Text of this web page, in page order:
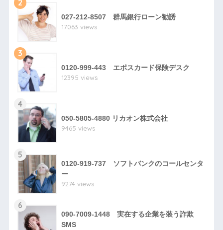
2
027-212-8507 群馬銀行ローン勧誘
17063 views
3
0120-999-443 エポスカード保険デスク
12395 views
4
050-5805-4880 リカオン株式会社
9465 views
5
0120-919-737 ソフトバンクのコールセンタ
ー
9274 views
6
090-7009-1448 実在する企業を装う詐欺
SMS